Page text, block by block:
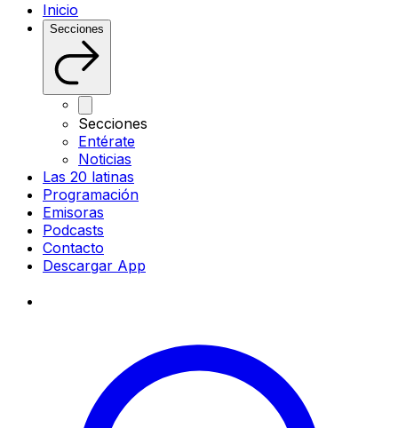
Inicio
Secciones
Secciones
Entérate
Noticias
Las 20 latinas
Programación
Emisoras
Podcasts
Contacto
Descargar App